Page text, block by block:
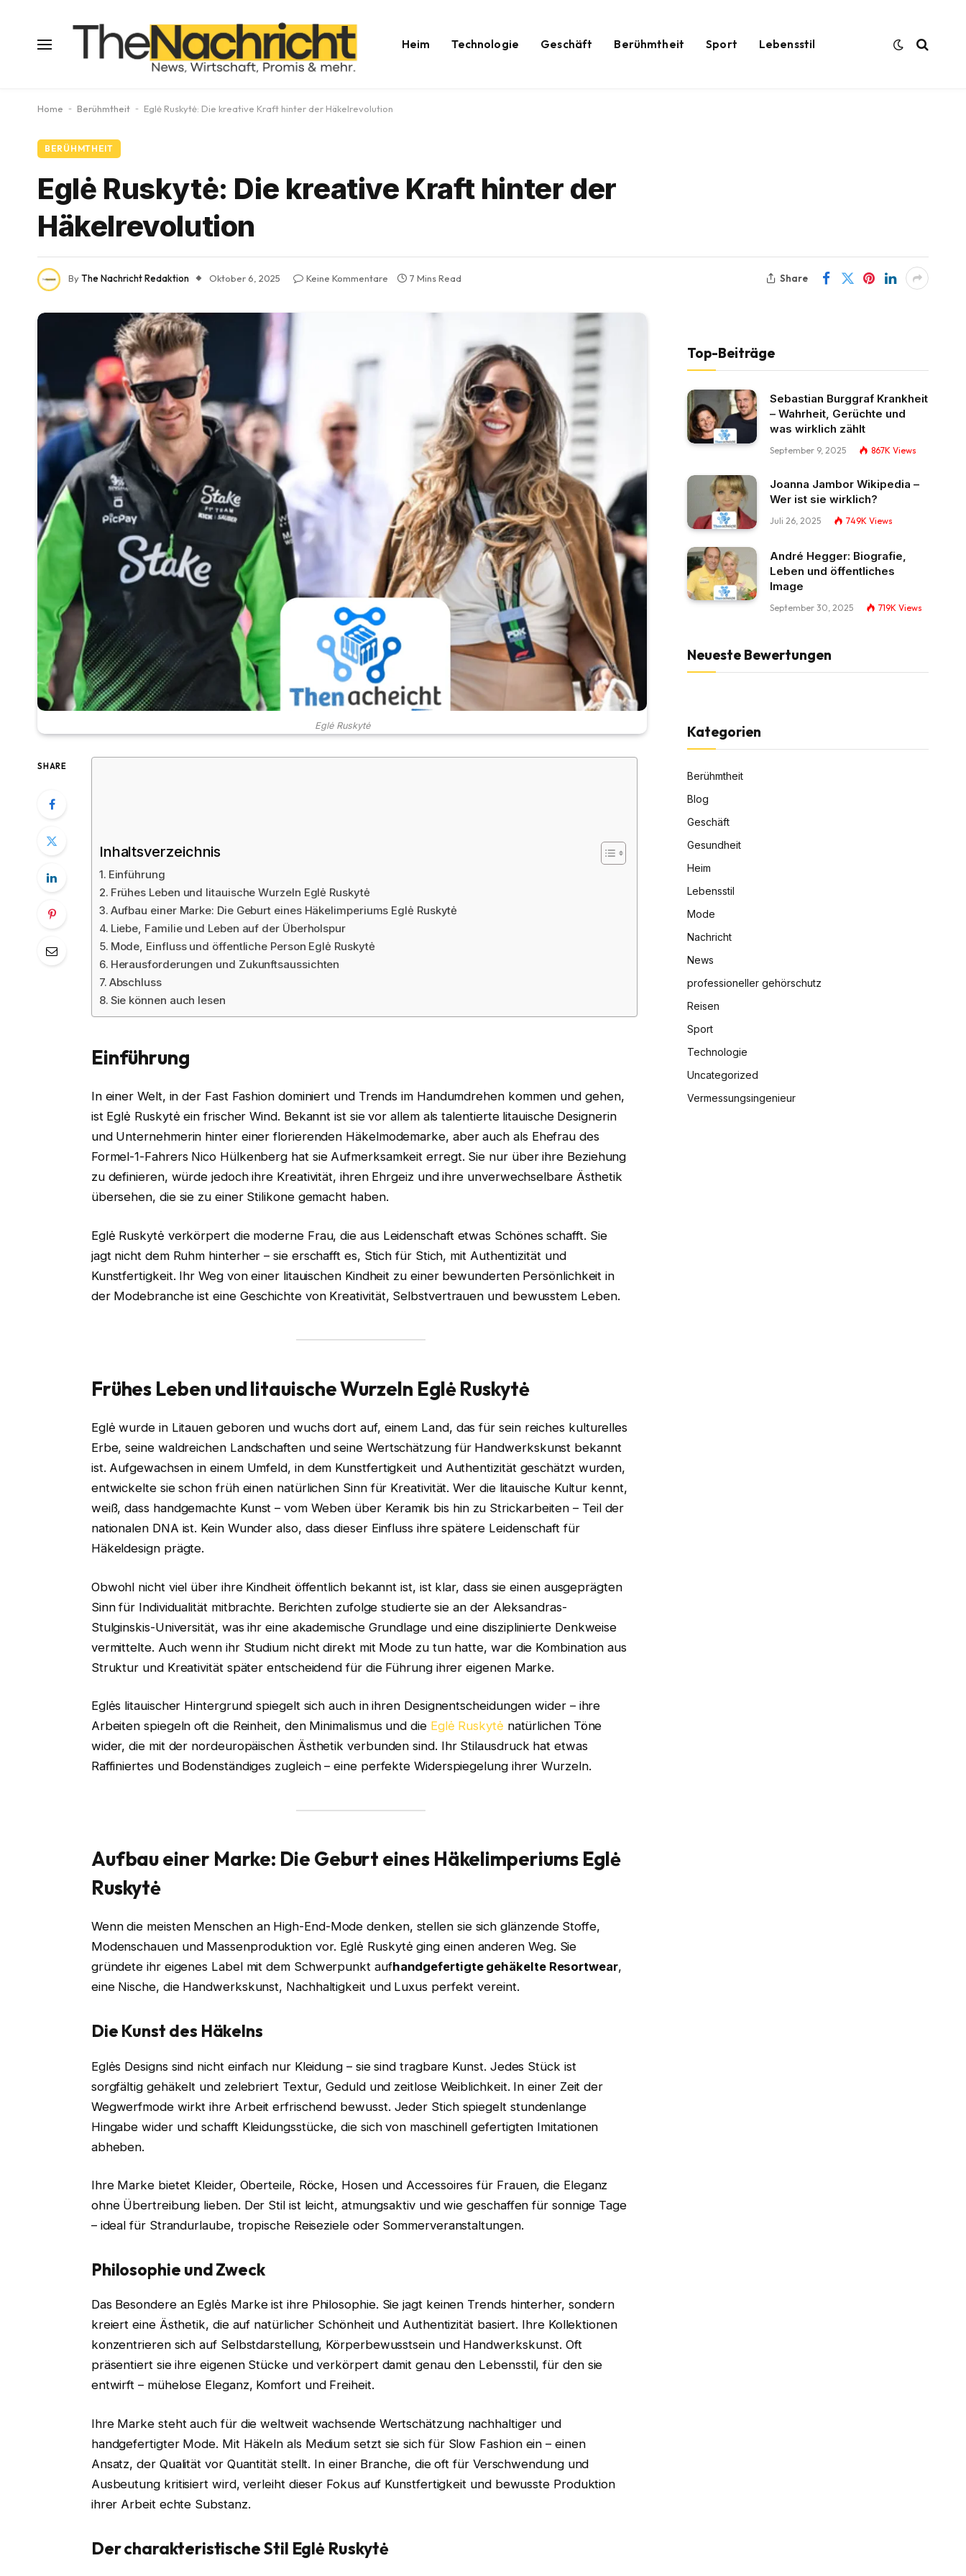
Heim Technologie Geschäft Berühmtheit Sport Lebensstil
Home - Berühmtheit - Eglė Ruskytė: Die kreative Kraft hinter der Häkelrevolution
BERÜHMTHEIT
Eglė Ruskytė: Die kreative Kraft hinter der
Häkelrevolution
ByThe Nachricht Redaktion Oktober 6, 2025 Keine Kommentare 7 Mins Read Share
Eglė Ruskytė
SHARE
Inhaltsverzeichnis
Einführung
Frühes Leben und litauische Wurzeln Eglė Ruskytė
Aufbau einer Marke: Die Geburt eines Häkelimperiums Eglė Ruskytė
Liebe, Familie und Leben auf der Überholspur
Mode, Einfluss und öffentliche Person Eglė Ruskytė
Herausforderungen und Zukunftsaussichten
Abschluss
Sie können auch lesen
Einführung
In einer Welt, in der Fast Fashion dominiert und Trends im Handumdrehen kommen und gehen,
ist Eglė Ruskytė ein frischer Wind. Bekannt ist sie vor allem als talentierte litauische Designerin
und Unternehmerin hinter einer florierenden Häkelmodemarke, aber auch als Ehefrau des
Formel-1-Fahrers Nico Hülkenberg hat sie Aufmerksamkeit erregt. Sie nur über ihre Beziehung
zu definieren, würde jedoch ihre Kreativität, ihren Ehrgeiz und ihre unverwechselbare Ästhetik
übersehen, die sie zu einer Stilikone gemacht haben.
Eglė Ruskytė verkörpert die moderne Frau, die aus Leidenschaft etwas Schönes schafft. Sie
jagt nicht dem Ruhm hinterher – sie erschafft es, Stich für Stich, mit Authentizität und
Kunstfertigkeit. Ihr Weg von einer litauischen Kindheit zu einer bewunderten Persönlichkeit in
der Modebranche ist eine Geschichte von Kreativität, Selbstvertrauen und bewusstem Leben.
Frühes Leben und litauische Wurzeln Eglė Ruskytė
Eglė wurde in Litauen geboren und wuchs dort auf, einem Land, das für sein reiches kulturelles
Erbe, seine waldreichen Landschaften und seine Wertschätzung für Handwerkskunst bekannt
ist. Aufgewachsen in einem Umfeld, in dem Kunstfertigkeit und Authentizität geschätzt wurden,
entwickelte sie schon früh einen natürlichen Sinn für Kreativität. Wer die litauische Kultur kennt,
weiß, dass handgemachte Kunst – vom Weben über Keramik bis hin zu Strickarbeiten – Teil der
nationalen DNA ist. Kein Wunder also, dass dieser Einfluss ihre spätere Leidenschaft für
Häkeldesign prägte.
Obwohl nicht viel über ihre Kindheit öffentlich bekannt ist, ist klar, dass sie einen ausgeprägten
Sinn für Individualität mitbrachte. Berichten zufolge studierte sie an der Aleksandras-
Stulginskis-Universität, was ihr eine akademische Grundlage und eine disziplinierte Denkweise
vermittelte. Auch wenn ihr Studium nicht direkt mit Mode zu tun hatte, war die Kombination aus
Struktur und Kreativität später entscheidend für die Führung ihrer eigenen Marke.
Eglės litauischer Hintergrund spiegelt sich auch in ihren Designentscheidungen wider – ihre
Arbeiten spiegeln oft die Reinheit, den Minimalismus und die Eglė Ruskytė natürlichen Töne
wider, die mit der nordeuropäischen Ästhetik verbunden sind. Ihr Stilausdruck hat etwas
Raffiniertes und Bodenständiges zugleich – eine perfekte Widerspiegelung ihrer Wurzeln.
Aufbau einer Marke: Die Geburt eines Häkelimperiums Eglė
Ruskytė
Wenn die meisten Menschen an High-End-Mode denken, stellen sie sich glänzende Stoffe,
Modenschauen und Massenproduktion vor. Eglė Ruskytė ging einen anderen Weg. Sie
gründete ihr eigenes Label mit dem Schwerpunkt aufhandgefertigte gehäkelte Resortwear,
eine Nische, die Handwerkskunst, Nachhaltigkeit und Luxus perfekt vereint.
Die Kunst des Häkelns
Eglės Designs sind nicht einfach nur Kleidung – sie sind tragbare Kunst. Jedes Stück ist
sorgfältig gehäkelt und zelebriert Textur, Geduld und zeitlose Weiblichkeit. In einer Zeit der
Wegwerfmode wirkt ihre Arbeit erfrischend bewusst. Jeder Stich spiegelt stundenlange
Hingabe wider und schafft Kleidungsstücke, die sich von maschinell gefertigten Imitationen
abheben.
Ihre Marke bietet Kleider, Oberteile, Röcke, Hosen und Accessoires für Frauen, die Eleganz
ohne Übertreibung lieben. Der Stil ist leicht, atmungsaktiv und wie geschaffen für sonnige Tage
– ideal für Strandurlaube, tropische Reiseziele oder Sommerveranstaltungen.
Philosophie und Zweck
Das Besondere an Eglės Marke ist ihre Philosophie. Sie jagt keinen Trends hinterher, sondern
kreiert eine Ästhetik, die auf natürlicher Schönheit und Authentizität basiert. Ihre Kollektionen
konzentrieren sich auf Selbstdarstellung, Körperbewusstsein und Handwerkskunst. Oft
präsentiert sie ihre eigenen Stücke und verkörpert damit genau den Lebensstil, für den sie
entwirft – mühelose Eleganz, Komfort und Freiheit.
Ihre Marke steht auch für die weltweit wachsende Wertschätzung nachhaltiger und
handgefertigter Mode. Mit Häkeln als Medium setzt sie sich für Slow Fashion ein – einen
Ansatz, der Qualität vor Quantität stellt. In einer Branche, die oft für Verschwendung und
Ausbeutung kritisiert wird, verleiht dieser Fokus auf Kunstfertigkeit und bewusste Produktion
ihrer Arbeit echte Substanz.
Der charakteristische Stil Eglė Ruskytė
Top-Beiträge
Sebastian Burggraf Krankheit
– Wahrheit, Gerüchte und
was wirklich zählt
September 9, 2025 867K Views
Joanna Jambor Wikipedia –
Wer ist sie wirklich?
Juli 26, 2025 749K Views
André Hegger: Biografie,
Leben und öffentliches
Image
September 30, 2025 719K Views
Neueste Bewertungen
Kategorien
Berühmtheit
Blog
Geschäft
Gesundheit
Heim
Lebensstil
Mode
Nachricht
News
professioneller gehörschutz
Reisen
Sport
Technologie
Uncategorized
Vermessungsingenieur